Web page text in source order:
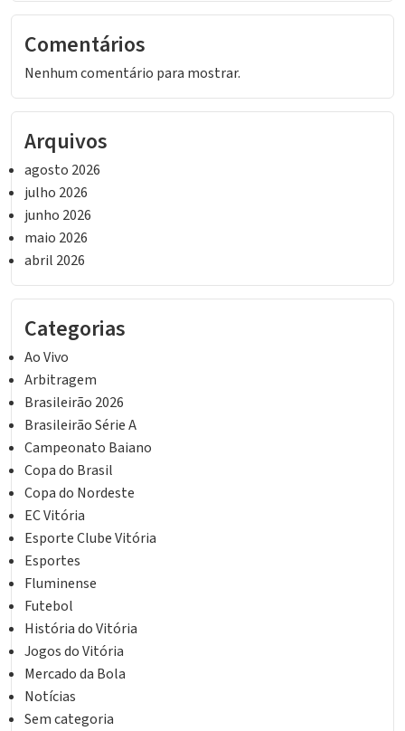
Comentários
Nenhum comentário para mostrar.
Arquivos
agosto 2026
julho 2026
junho 2026
maio 2026
abril 2026
Categorias
Ao Vivo
Arbitragem
Brasileirão 2026
Brasileirão Série A
Campeonato Baiano
Copa do Brasil
Copa do Nordeste
EC Vitória
Esporte Clube Vitória
Esportes
Fluminense
Futebol
História do Vitória
Jogos do Vitória
Mercado da Bola
Notícias
Sem categoria